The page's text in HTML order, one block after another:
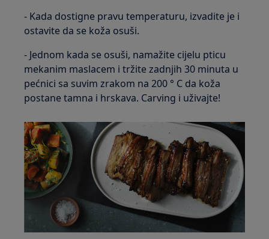
- Kada dostigne pravu temperaturu, izvadite je i
ostavite da se koža osuši.
- Jednom kada se osuši, namažite cijelu pticu
mekanim maslacem i tržite zadnjih 30 minuta u
pećnici sa suvim zrakom na 200 ° C da koža
postane tamna i hrskava. Carving i uživajte!